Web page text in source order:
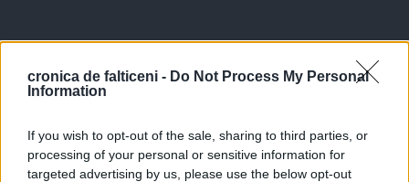
cronica de falticeni - Do Not Process My Personal
Information
If you wish to opt-out of the sale, sharing to third parties, or
processing of your personal or sensitive information for
targeted advertising by us, please use the below opt-out